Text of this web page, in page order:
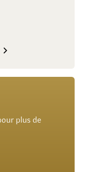
plus de